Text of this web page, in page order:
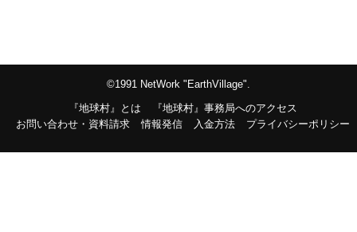
©1991 NetWork "EarthVillage".
『地球村』とは
『地球村』事務局へのアクセス
お問い合わせ・資料請求
情報発信 入金方法 プライバシーポリシー